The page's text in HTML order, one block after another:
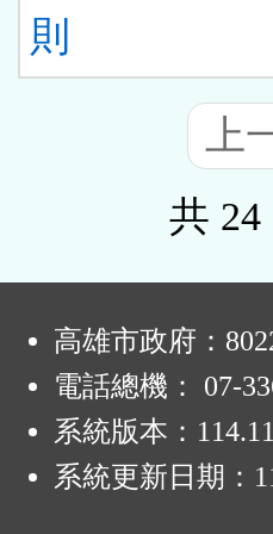
則
上
共
高雄市政府：
電話總機： 07-
系統版本：
系統更新日期：